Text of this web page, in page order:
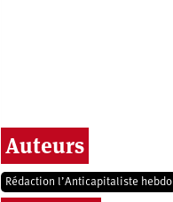
Auteurs
Rédaction l’Anticapitaliste hebdo